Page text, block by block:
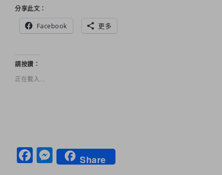
分享此文：
Facebook 更多
請按讚：
正在載入...
Facebook
Messenger
Share